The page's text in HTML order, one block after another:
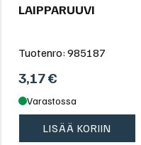
LAIPPARUUVI
Tuotenro: 985187
3,17€
Varastossa
LISÄÄ KORIIN